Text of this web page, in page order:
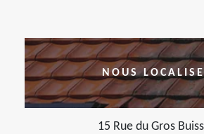
NOUS
15 Rue du Gros